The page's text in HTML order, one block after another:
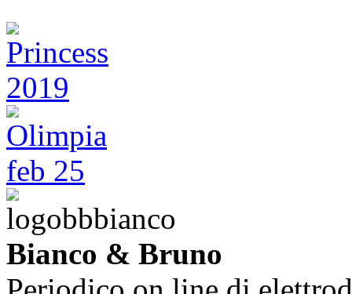
Bianco & Bruno